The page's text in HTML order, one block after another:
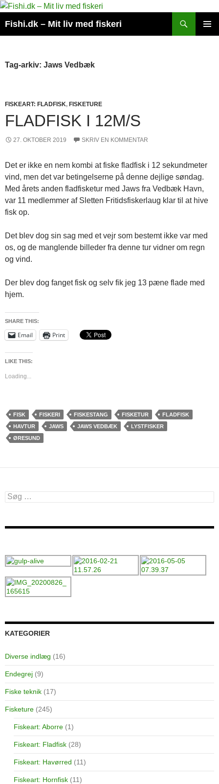
Hop
indhold
Fishi.dk – Mit liv med fiskeri
Tag-arkiv: Jaws Vedbæk
FISKEART: FLADFISK, FISKETURE
FLADFISK I 12M/S
27. OKTOBER 2019 SKRIV EN KOMMENTAR
Det er ikke en nem kombi at fiske fladfisk i 12 sekundmeter
vind, men det var betingelserne på denne dejlige søndag.
Med årets anden fladfisketur med Jaws fra Vedbæk Havn,
var 11 medlemmer af Sletten Fritidsfiskerlaug klar til at hive
fisk op.
Det blev dog sin sag med et vejr som bestemt ikke var med
os, og de manglende billeder fra denne tur vidner om regn
og vind.
Der blev dog fanget fisk og selv fik jeg 13 pæne flade med
hjem.
SHARE THIS:
Email Print
LIKE THIS:
Loading...
FISK FISKERI FISKESTANG FISKETUR
FLADFISK
HAVTUR
JAWS JAWS VEDBÆK
LYSTFISKER
ØRESUND
Søg
efter:
KATEGORIER
Diverse indlæg (16)
Endegrej (9)
Fiske teknik (17)
Fisketure (245)
Fiskeart: Aborre (1)
Fiskeart: Fladfisk (28)
Fiskeart: Havørred (11)
Fiskeart: Hornfisk (11)